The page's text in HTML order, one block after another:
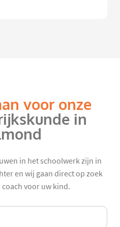
voor onze
in
in het schoolwerk zijn in
en wij gaan direct op zoek
voor uw kind.